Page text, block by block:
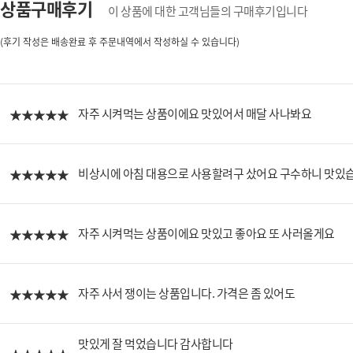
상품구매후기 이 상품에 대한 고객님들의 구매후기입니다
(후기 작성은 배송완료 후 주문내역에서 작성하실 수 있습니다)
자주 시켜먹는 상품이에요 맛있어서 매달 사나봐요
비상시에 아침 대용으로 사용할려구 샀어요 구수하니 맛있
자주 시켜먹는 상품이에요 맛있고 좋아요 또 사러올게요
자주 사서 쟁이는 상품입니다. 가격은 좀 있어도
맛있게 잘 먹었습니다 감사합니다